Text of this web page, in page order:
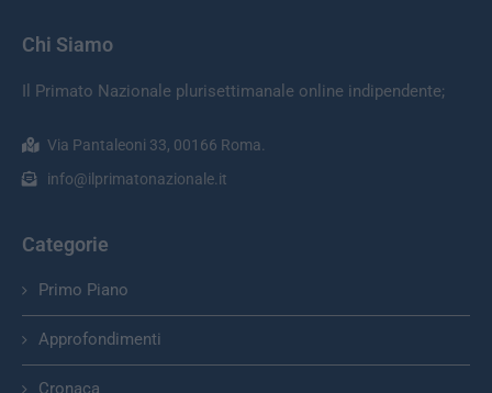
Chi Siamo
Il Primato Nazionale plurisettimanale online indipendente;
Via Pantaleoni 33, 00166 Roma.
info@ilprimatonazionale.it
Categorie
Primo Piano
Approfondimenti
Cronaca